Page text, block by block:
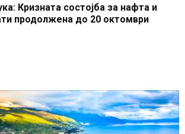
Кризната состојба за нафта и
продолжена до 20 октомври